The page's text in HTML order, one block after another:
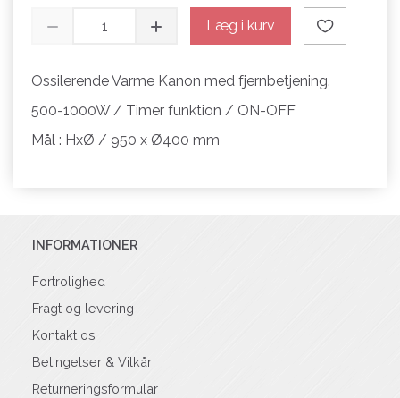
Læg i kurv
Ossilerende Varme Kanon med fjernbetjening.
500-1000W / Timer funktion / ON-OFF
Mål : HxØ / 950 x Ø400 mm
INFORMATIONER
Fortrolighed
Fragt og levering
Kontakt os
Betingelser & Vilkår
Returneringsformular